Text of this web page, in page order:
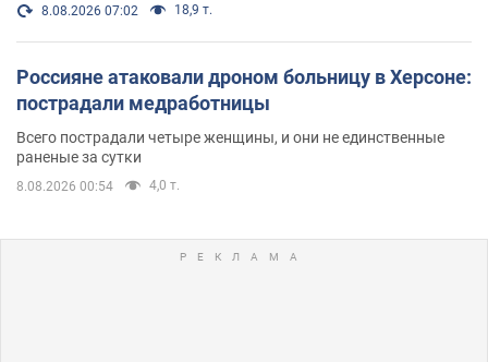
8.08.2026 07:02 18,9 т.
Россияне атаковали дроном больницу в Херсоне:
пострадали медработницы
Всего пострадали четыре женщины, и они не единственные
раненые за сутки
8.08.2026 00:54 4,0 т.